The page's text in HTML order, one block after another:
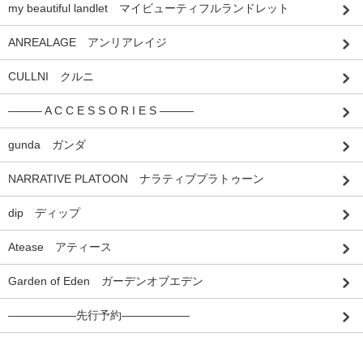
my beautiful landlet マイビューティフルランドレット
ANREALAGE アンリアレイジ
CULLNI クルニ
――― A C C E S S O R I E S ―――
gunda ガンダ
NARRATIVE PLATOON ナラティブプラトゥーン
dip ディップ
Atease アティース
Garden of Eden ガーデンオブエデン
――――――先行予約――――――